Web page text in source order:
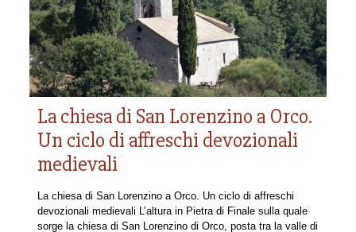
La chiesa di San Lorenzino a Orco.
Un ciclo di affreschi devozionali
medievali
La chiesa di San Lorenzino a Orco. Un ciclo di affreschi
devozionali medievali L’altura in Pietra di Finale sulla quale
sorge la chiesa di San Lorenzino di Orco, posta tra la valle di